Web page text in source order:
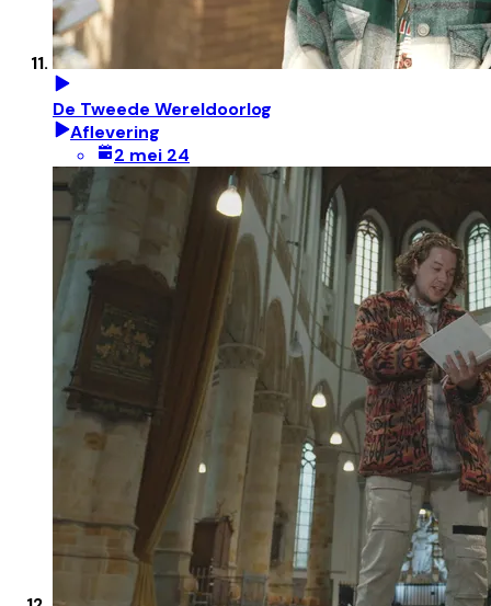
De Tweede Wereldoorlog
Aflevering
2 mei 24